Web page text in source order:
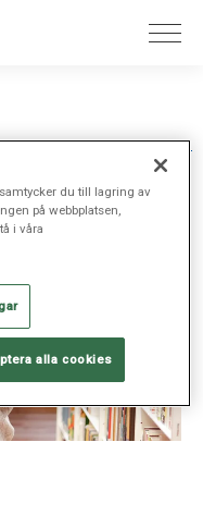
du till lagring av
på webbplatsen,
i våra
alla cookies